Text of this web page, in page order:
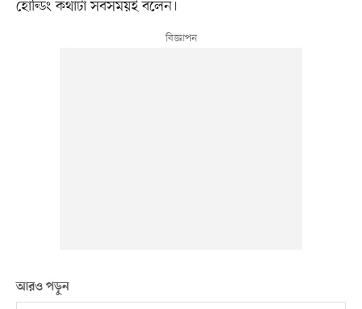
হোল্ডিং কথাটা সবসময়ই বলেন।
আরও পড়ুন